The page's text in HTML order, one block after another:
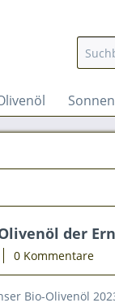
der
0 Kommentare
Bio-Olivenöl